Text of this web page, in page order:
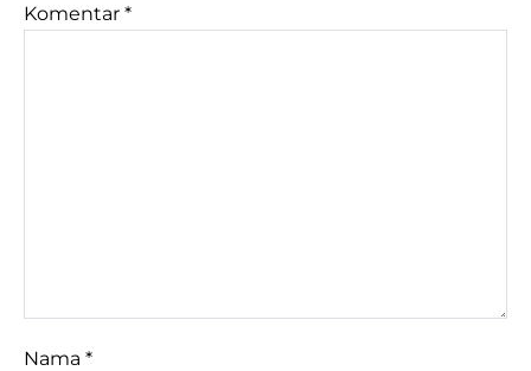
Komentar *
Nama *